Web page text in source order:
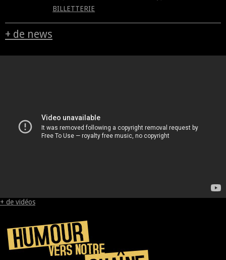
BILLETTERIE
+ de news
+ de vidéos